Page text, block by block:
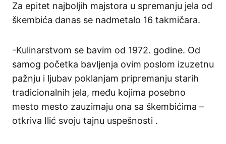
Za epitet najboljih majstora u spremanju jela od
škembića danas se nadmetalo 16 takmičara.
-Kulinarstvom se bavim od 1972. godine. Od
samog početka bavljenja ovim poslom izuzetnu
pažnju i ljubav poklanjam pripremanju starih
tradicionalnih jela, među kojima posebno
mesto mesto zauzimaju ona sa škembićima –
otkriva Ilić svoju tajnu uspešnosti .